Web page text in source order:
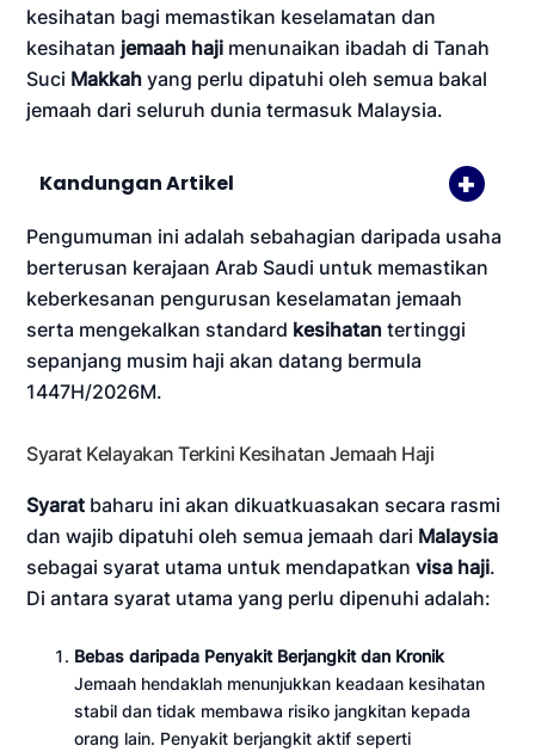
kesihatan bagi memastikan keselamatan dan
kesihatan jemaah haji menunaikan ibadah di Tanah
Suci Makkah yang perlu dipatuhi oleh semua bakal
jemaah dari seluruh dunia termasuk Malaysia.
Kandungan Artikel
Pengumuman ini adalah sebahagian daripada usaha
berterusan kerajaan Arab Saudi untuk memastikan
keberkesanan pengurusan keselamatan jemaah
serta mengekalkan standard kesihatan tertinggi
sepanjang musim haji akan datang bermula
1447H/2026M.
Syarat Kelayakan Terkini Kesihatan Jemaah Haji
Syarat baharu ini akan dikuatkuasakan secara rasmi
dan wajib dipatuhi oleh semua jemaah dari Malaysia
sebagai syarat utama untuk mendapatkanvisa haji.
Di antara syarat utama yang perlu dipenuhi adalah:
Bebas daripada Penyakit Berjangkit dan Kronik
Jemaah hendaklah menunjukkan keadaan kesihatan
stabil dan tidak membawa risiko jangkitan kepada
orang lain. Penyakit berjangkit aktif seperti